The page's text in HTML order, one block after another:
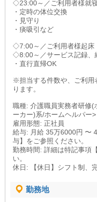
◇23:00～／ご利用者様就
・定時の体位交換
・見守り
・痰吸引など
◇7:00～／ご利用者様起床
◇8:00～／サービス記録、
・直行直帰OK
※担当する件数や、ご利用
ります。
職種: 介護職員実務者研修(
ーカー)系/ホームヘルパー>
雇用形態: 正社員
給与: 月給 35万6000円 〜
与】をご参照ください。
勤務時間: 詳細は特記事項
い。
休日: 【休日】シフト制、
勤務地